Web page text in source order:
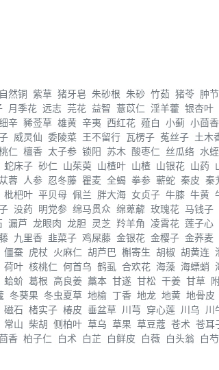
自然铜 紫草 猪牙皂 朱砂根 朱砂 竹茹 猪苓 肿
月季花 远志 芫花 益智 薏苡仁 淫羊藿 银杏叶
辛 豨莶草 雄黄 辛夷 西红花 薤白 小蓟 小茴香
威灵仙 委陵菜 王不留行 瓦楞子 菟丝子 土木
仁 檀香 太子参 锁阳 苏木 酸枣仁 丝瓜络 水蛭
蛇床子 砂仁 山茱萸 山楂叶 山楂 山银花 山药
蓉 人参 忍冬藤 瞿麦 全蝎 拳参 蕲蛇 秦皮 秦
枇杷叶 平贝母 佩兰 胖大海 女贞子 牛膝 牛黄
没药 明党参 绵马贯众 绵萆薢 玫瑰花 马钱子
漏芦 龙眼肉 龙胆 灵芝 羚羊角 凌霄花 莲子心
九里香 韭菜子 鸡屎藤 金银花 金樱子 金荞麦
僵蚕 虎杖 火麻仁 胡芦巴 槲寄生 胡椒 胡黄连
荷叶 核桃仁 何首乌 鹤虱 合欢花 海藻 海螵蛸
蛤蚧 葛根 高良姜 藁本 甘遂 甘松 干姜 甘草
冬葵果 冬虫夏草 地榆 丁香 地龙 地黄 地骨皮
磁石 楮实子 椿皮 垂盆草 川芎 穿心莲 川乌 川
常山 柴胡 侧柏叶 草乌 草果 草豆蔻 苍术 苍耳
香 柏子仁 白术 白芷 白鲜皮 白薇 白头翁 白芍